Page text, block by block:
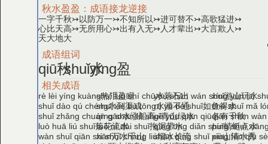
秋水盈盈：成语接龙逆接
一字千秋↣以防万一↣不知所以↣进可替不↣高歌猛进↣
心比天高↣无所用心↣出有入无↣ 人才辈出↣大言欺人 ↣
天大地大
成语组词
qiū秋shuǐ水
yíng盈
相关成语
rè lèi yíng kuàng热泪盈眶
shuǐ luò shí chū水落石出
yóu shān wán shuǐ游山玩水
xíng yún liú
shuǐ dào qú chéng水到渠成
shuǐ xiè bù tōng水泄不通
rú yú dé shuǐ如鱼得水
chē shuǐ mǎ
shuǐ zhǎng chuán gāo水涨船高
qīng shān lǜ shuǐ青山绿水
gè yǒu qiān qiū各有千秋
qiān shān
luò huā liú shuǐ落花流水
tuō ní dài shuǐ拖泥带水
qīng tíng diǎn shuǐ蜻蜓点水
píng shuǐ
wàn shuǐ qiān shān万水千山
xì shuǐ cháng liú细水长流
shān qīng shuǐ xiù山清水秀
píng fēn qiū sè